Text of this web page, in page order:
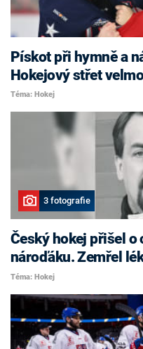
Pískot při hymně a
Hokejový střet
Téma: Hokej
3 fotografie
Český hokej přišel
nároďáku. Zemřel
Téma: Hokej